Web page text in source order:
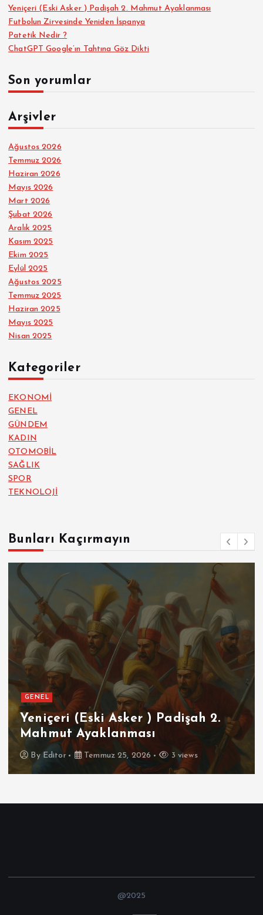
Yeniçeri (Eski Asker ) Padişah 2. Mahmut Ayaklanması
Futbolun Zirvesinde Yeniden İspanya
Patetik Nedir ?
ChatGPT Google’ın Tahtına Göz Dikti
Son yorumlar
Arşivler
Ağustos 2026
Temmuz 2026
Haziran 2026
Mayıs 2026
Mart 2026
Şubat 2026
Aralık 2025
Kasım 2025
Ekim 2025
Eylül 2025
Ağustos 2025
Temmuz 2025
Haziran 2025
Mayıs 2025
Nisan 2025
Kategoriler
EKONOMİ
GENEL
GÜNDEM
KADIN
OTOMOBİL
SAĞLIK
SPOR
TEKNOLOJİ
Bunları Kaçırmayın
GENEL
Yeniçeri (Eski Asker ) Padişah 2.
Mahmut Ayaklanması
By Editor Temmuz 25, 2026 3 views
@2025